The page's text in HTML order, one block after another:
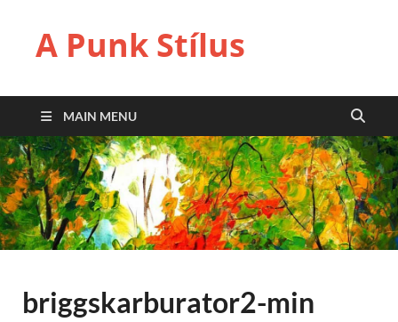
A Punk Stílus
MAIN MENU
briggskarburator2-min